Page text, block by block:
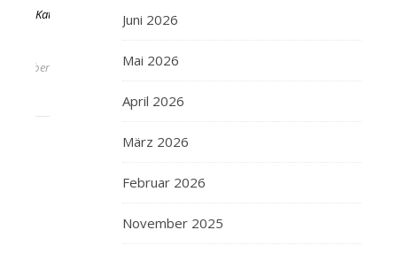
KathaFlauschi
Juni 2026
Mai 2026
April 2026
März 2026
Februar 2026
November 2025